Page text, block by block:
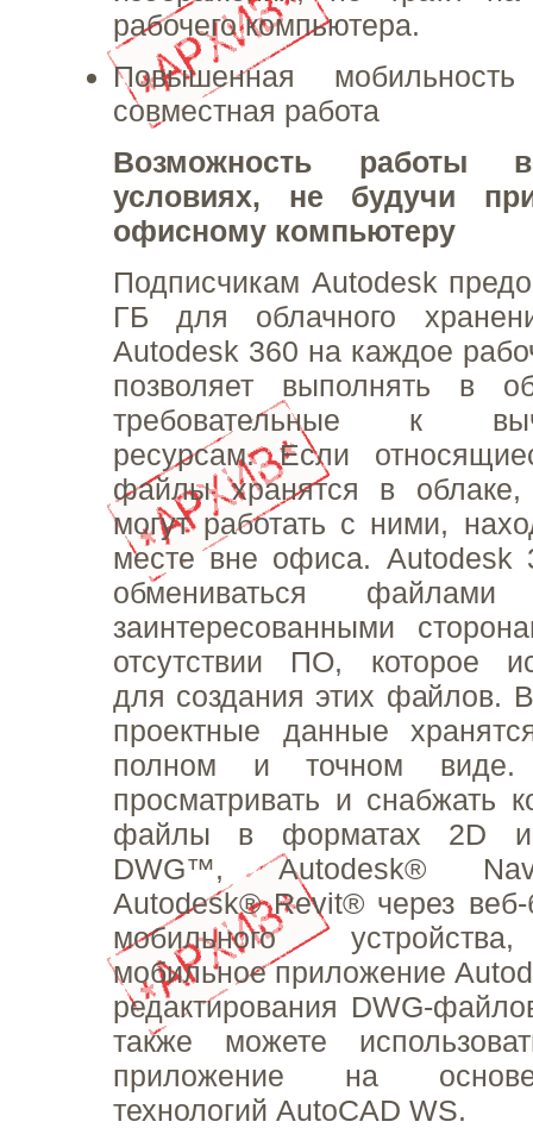
рабочего компьютера.
Повышенная
совместная работа
Возможность работы
условиях, не будучи
офисному компьютеру
Подписчикам Autodesk
ГБ для облачного
Autodesk 360 на каждое
позволяет выполнять в
требовательные к
ресурсам. Если
файлы хранятся в облаке,
могут работать с ними,
месте вне офиса. Autodesk
обмениваться
заинтересованными
отсутствии ПО, которое
для создания этих файлов.
проектные данные
полном и точном
просматривать и снабжать
файлы в форматах 2D
DWG™, Autodesk®
Autodesk® Revit® через
мобильного
мобильное приложение
редактирования DWG-
также можете
приложение на
технологий AutoCAD WS.